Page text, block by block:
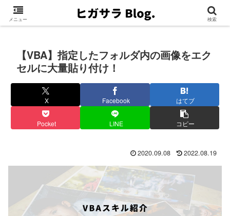
【VBA】指定したフォルダ内の画像をエク
セルに大量貼り付け！
X Facebook はてブ
Pocket LINE コピー
2020.09.08 2022.08.19
メニュー 検索